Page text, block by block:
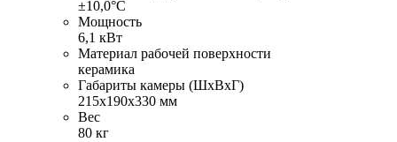
±10,0°С
Мощность
6,1 кВт
Материал рабочей поверхности
керамика
Габариты камеры (ШхВхГ)
215х190х330 мм
Вес
80 кг